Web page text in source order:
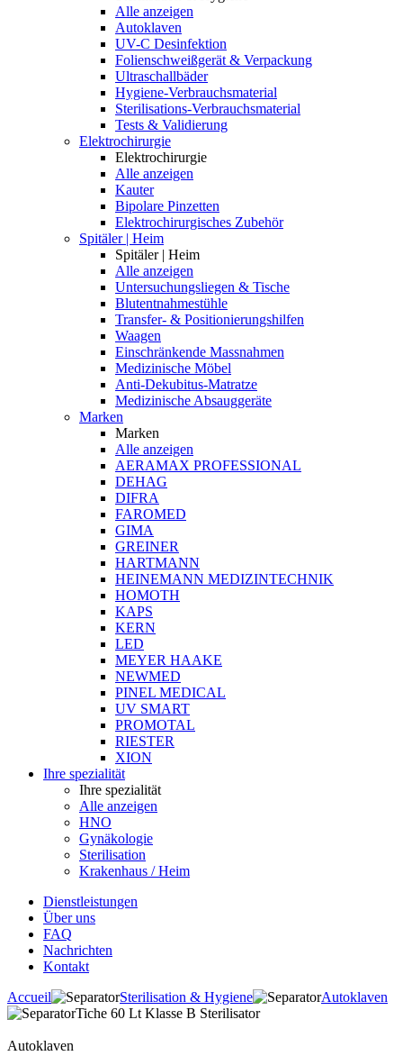
Alle anzeigen
Autoklaven
UV-C Desinfektion
Folienschweißgerät & Verpackung
Ultraschallbäder
Hygiene-Verbrauchsmaterial
Sterilisations-Verbrauchsmaterial
Tests & Validierung
Elektrochirurgie
Elektrochirurgie
Alle anzeigen
Kauter
Bipolare Pinzetten
Elektrochirurgisches Zubehör
Spitäler | Heim
Spitäler | Heim
Alle anzeigen
Untersuchungsliegen & Tische
Blutentnahmestühle
Transfer- & Positionierungshilfen
Waagen
Einschränkende Massnahmen
Medizinische Möbel
Anti-Dekubitus-Matratze
Medizinische Absauggeräte
Marken
Marken
Alle anzeigen
AERAMAX PROFESSIONAL
DEHAG
DIFRA
FAROMED
GIMA
GREINER
HARTMANN
HEINEMANN MEDIZINTECHNIK
HOMOTH
KAPS
KERN
LED
MEYER HAAKE
NEWMED
PINEL MEDICAL
UV SMART
PROMOTAL
RIESTER
XION
Ihre spezialität
Ihre spezialität
Alle anzeigen
HNO
Gynäkologie
Sterilisation
Krakenhaus / Heim
Dienstleistungen
Über uns
FAQ
Nachrichten
Kontakt
Accueil
Sterilisation & Hygiene
Autoklaven
Tiche 60 Lt Klasse B Sterilisator
Autoklaven